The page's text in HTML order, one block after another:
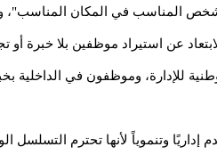
المناسب في المكان المناسب"،
عن استيراد موظفين بلا خبرة أو
وتنموياً لأنها تحترم التسلسل